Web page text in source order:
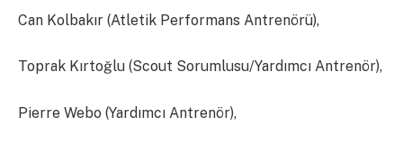
Can Kolbakır (Atletik Performans Antrenörü),
Toprak Kırtoğlu (Scout Sorumlusu/Yardımcı Antrenör),
Pierre Webo (Yardımcı Antrenör),